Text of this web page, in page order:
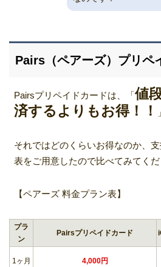
Pairs（ペアーズ）プリペ
Pairsプリペイドカードは、「値
済するよりもお得！！
それではどのくらいお得なのか、
表をご用意したので比べてみてくだ
【ペアーズ 料金プラン表】
プラ
ン
Pairsプリペイドカード
1ヶ月 4,000円